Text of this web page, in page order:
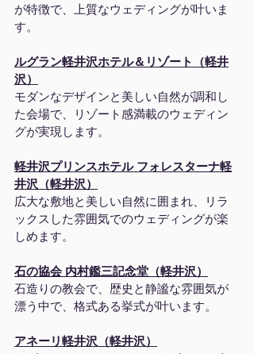
が特徴で、上質なウェディングが叶いま
す。
ルグラン軽井沢ホテル＆リゾート（軽井
沢）
モダンなデザインと美しい自然が調和し
た会場で、リゾート感満載のウェディン
グが実現します。
軽井沢プリンスホテル フォレスターナ軽
井沢（軽井沢）
広大な敷地と美しい自然に囲まれ、リラ
ックスした雰囲気でのウェディングが楽
しめます。
石の協会 内村鑑三記念堂（軽井沢）
石造りの教会で、歴史と静謐な雰囲気が
漂う中で、格式ある挙式が叶います。
アネーリ軽井沢（軽井沢）